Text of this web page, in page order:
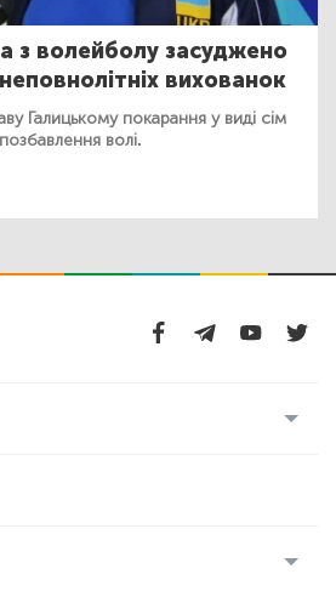
з волейболу засуджено
вихованок
Галицькому покарання у виді сім
волі.